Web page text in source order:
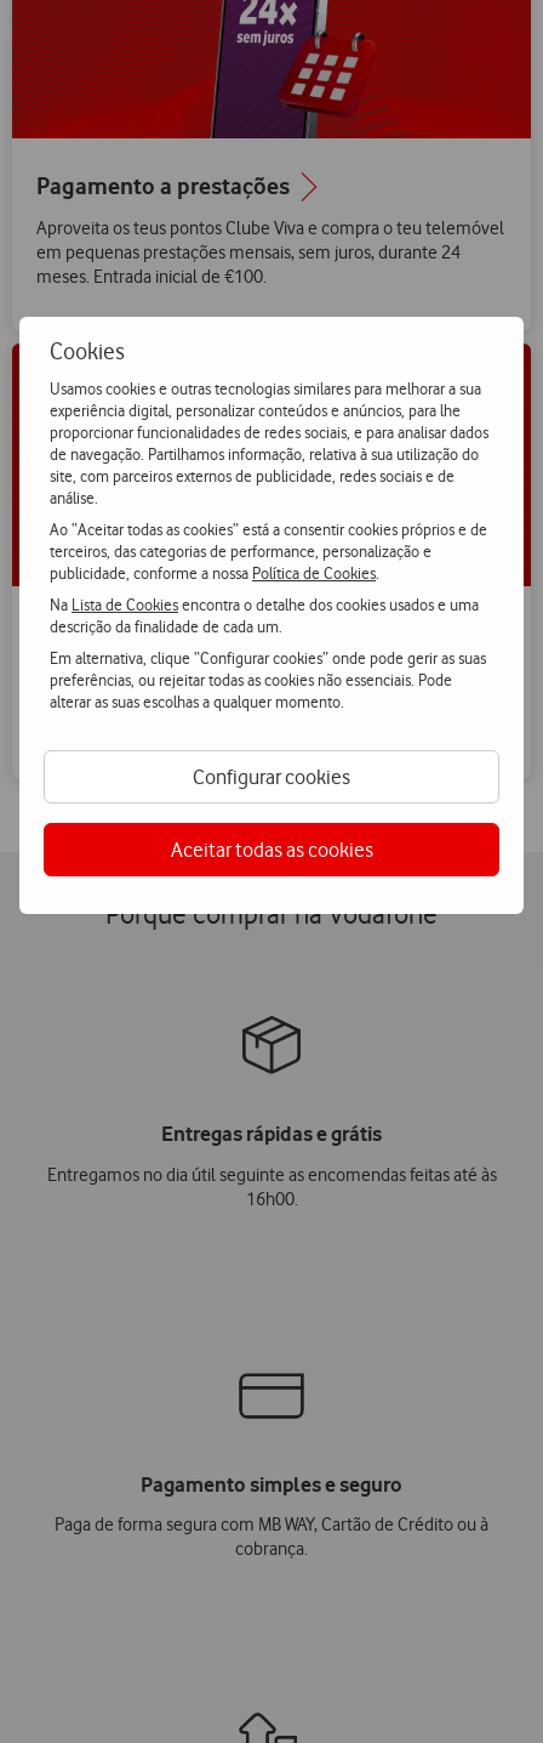
Cookies
Usamos cookies e outras tecnologias similares para melhorar a sua
experiência digital, personalizar conteúdos e anúncios, para lhe
proporcionar funcionalidades de redes sociais, e para analisar dados
de navegação. Partilhamos informação, relativa à sua utilização do
site, com parceiros externos de publicidade, redes sociais e de
análise.
Ao “Aceitar todas as cookies” está a consentir cookies próprios e de
terceiros, das categorias de performance, personalização e
publicidade, conforme a nossa Política de Cookies
Na Lista de Cookiesencontra o detalhe dos cookies usados e uma
descrição da finalidade de cada um.
Em alternativa, clique “Configurar cookies” onde pode gerir as suas
preferências, ou rejeitar todas as cookies não essenciais. Pode
alterar as suas escolhas a qualquer momento.
Configurar cookies
Aceitar todas as cookies
Pagamento a prestações
Aproveita os teus pontos Clube Viva e compra o teu telemóvel
em pequenas prestações mensais, sem juros, durante 24
meses. Entrada inicial de €100.
Vodafone Care
Proteje o teu equipamento desde €1,49/mês contra danos
acidentais, líquidos ou roubos.
Porquê comprar na Vodafone
Entregas rápidas e grátis
Entregamos no dia útil seguinte as encomendas feitas até às
16h00.
Pagamento simples e seguro
Paga de forma segura com MB WAY, Cartão de Crédito ou à
cobrança.